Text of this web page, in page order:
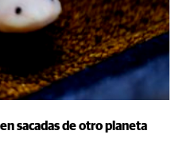
sacadas de otro planeta